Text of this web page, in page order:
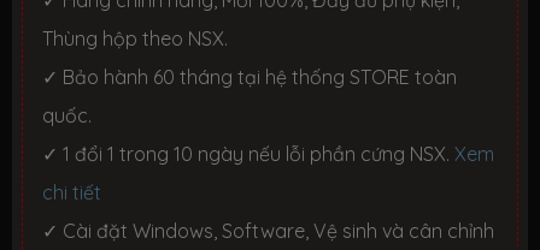
Thùng hộp theo NSX.
✓ Bảo hành 60 tháng tại hệ thống STORE toàn
quốc.
✓ 1 đổi 1 trong 10 ngày nếu lỗi phần cứng NSX. Xem
chi tiết
✓ Cài đặt Windows, Software, Vệ sinh và cân chỉnh